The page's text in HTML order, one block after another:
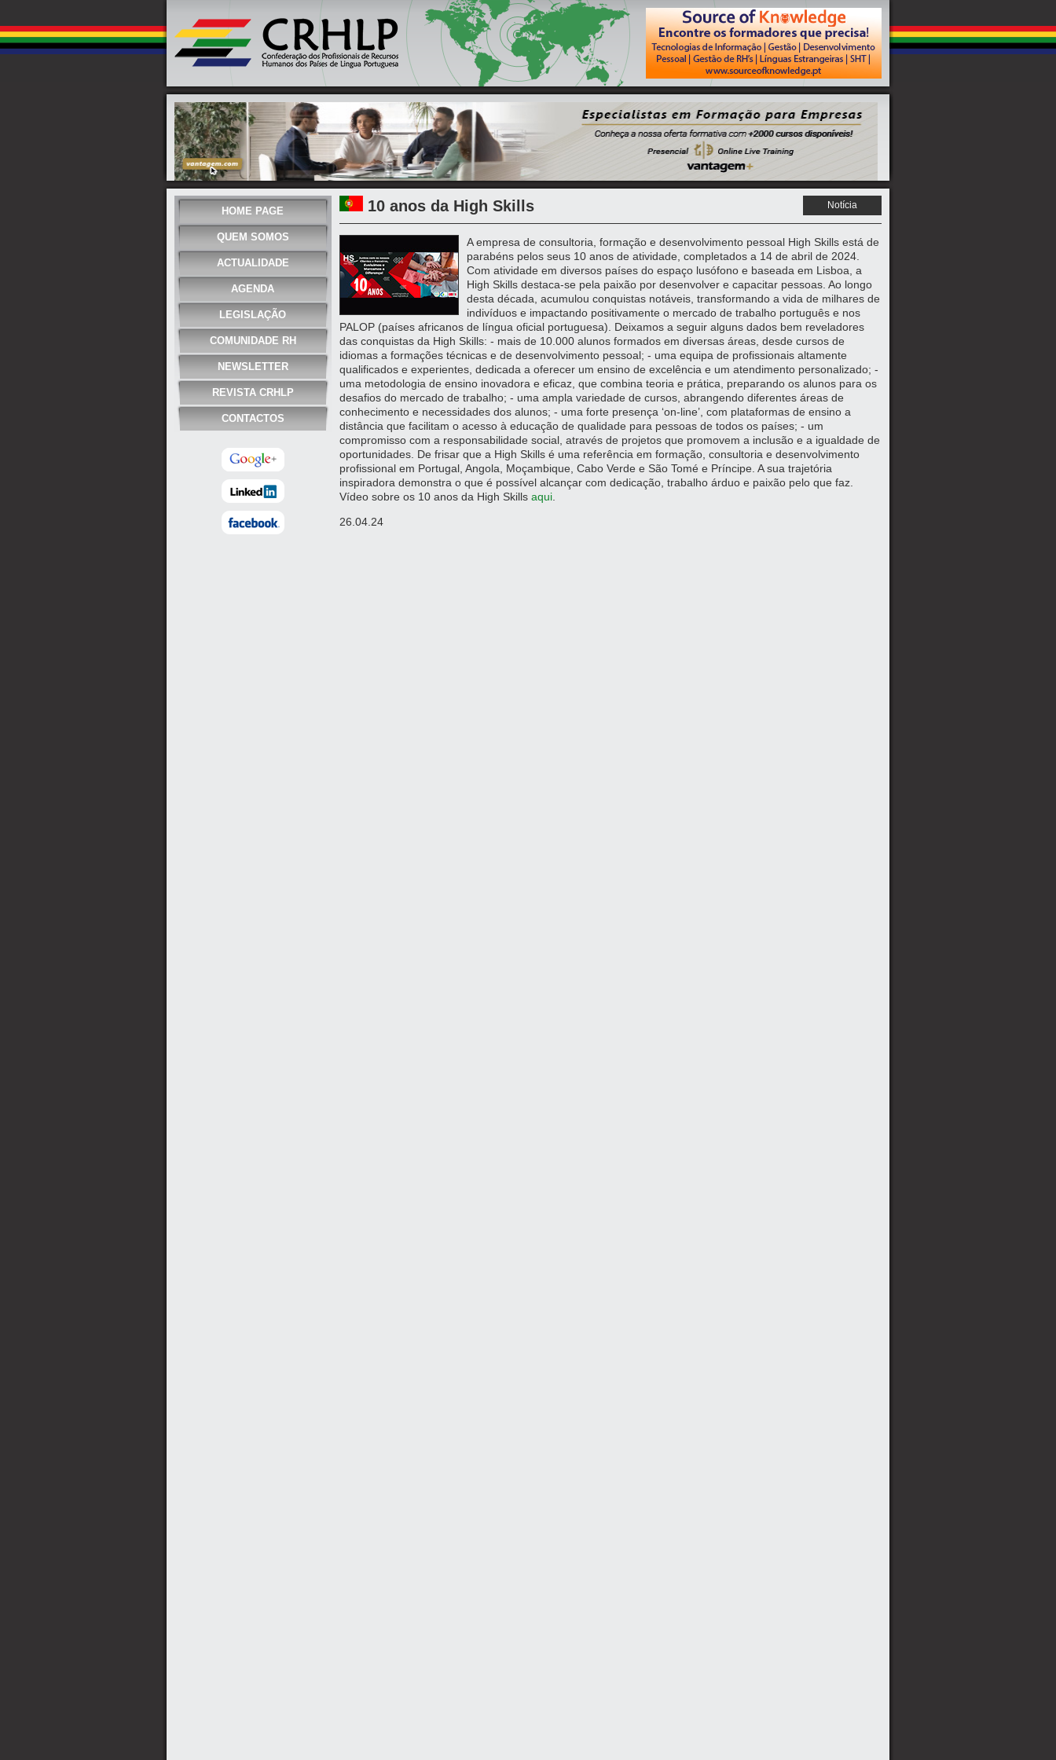
HOME PAGE
QUEM SOMOS
ACTUALIDADE
AGENDA
LEGISLAÇÃO
COMUNIDADE RH
NEWSLETTER
REVISTA CRHLP
CONTACTOS
10 anos da High Skills Notícia
A empresa de consultoria, formação e desenvolvimento pessoal High Skills está de
parabéns pelos seus 10 anos de atividade, completados a 14 de abril de 2024.
Com atividade em diversos países do espaço lusófono e baseada em Lisboa, a
High Skills destaca-se pela paixão por desenvolver e capacitar pessoas. Ao longo
desta década, acumulou conquistas notáveis, transformando a vida de milhares de
indivíduos e impactando positivamente o mercado de trabalho português e nos
PALOP (países africanos de língua oficial portuguesa). Deixamos a seguir alguns dados bem reveladores
das conquistas da High Skills: - mais de 10.000 alunos formados em diversas áreas, desde cursos de
idiomas a formações técnicas e de desenvolvimento pessoal; - uma equipa de profissionais altamente
qualificados e experientes, dedicada a oferecer um ensino de excelência e um atendimento personalizado; -
uma metodologia de ensino inovadora e eficaz, que combina teoria e prática, preparando os alunos para os
desafios do mercado de trabalho; - uma ampla variedade de cursos, abrangendo diferentes áreas de
conhecimento e necessidades dos alunos; - uma forte presença ‘on-line’, com plataformas de ensino a
distância que facilitam o acesso à educação de qualidade para pessoas de todos os países; - um
compromisso com a responsabilidade social, através de projetos que promovem a inclusão e a igualdade de
oportunidades. De frisar que a High Skills é uma referência em formação, consultoria e desenvolvimento
profissional em Portugal, Angola, Moçambique, Cabo Verde e São Tomé e Príncipe. A sua trajetória
inspiradora demonstra o que é possível alcançar com dedicação, trabalho árduo e paixão pelo que faz.
Vídeo sobre os 10 anos da High Skills aqui
26.04.24